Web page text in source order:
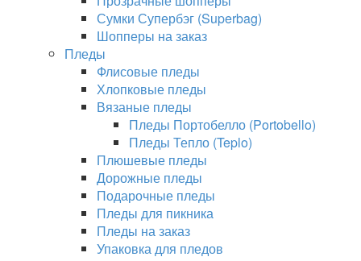
Сумки Супербэг (Superbag)
Шопперы на заказ
Пледы
Флисовые пледы
Хлопковые пледы
Вязаные пледы
Пледы Портобелло (Portobello)
Пледы Тепло (Teplo)
Плюшевые пледы
Дорожные пледы
Подарочные пледы
Пледы для пикника
Пледы на заказ
Упаковка для пледов